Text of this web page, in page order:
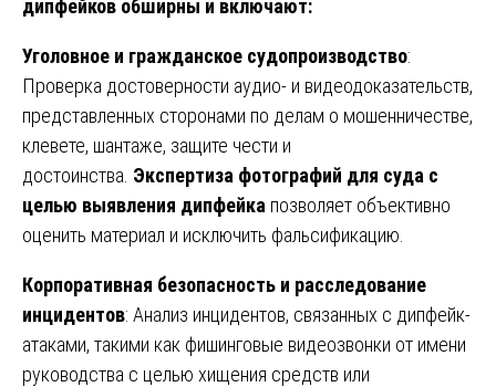
дипфейков обширны и включают:
Уголовное и гражданское судопроизводство:
Проверка достоверности аудио- и видеодоказательств,
представленных сторонами по делам о мошенничестве,
клевете, шантаже, защите чести и
достоинства. Экспертиза фотографий для суда с
целью выявления дипфейка позволяет объективно
оценить материал и исключить фальсификацию.
Корпоративная безопасность и расследование
инцидентов: Анализ инцидентов, связанных с дипфейк-
атаками, такими как фишинговые видеозвонки от имени
руководства с целью хищения средств или